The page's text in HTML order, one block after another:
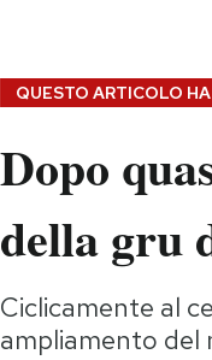
QUESTO ARTICOLO HA
Dopo
della gru
Ciclicamente al
ampliamento del